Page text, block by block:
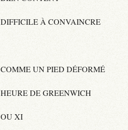
DIFFICILE À CONVAINCRE
COMME UN PIED DÉFORMÉ
HEURE DE GREENWICH
OU XI